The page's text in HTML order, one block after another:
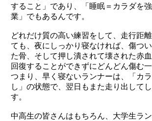
すること」であり、「睡眠＝カラダを
業」でもあるんです。
どれだけ質の高い練習をして、走行距
ても、夜にしっかり寝なければ、傷つ
た骨、そして押し潰されて壊された赤血
回復することができずにどんどん傷む一
つまり、早く寝ないランナーは、「カ
し」の状態で、翌日もまた走り出して
す。
中高生の皆さんはもちろん、大学生ラ